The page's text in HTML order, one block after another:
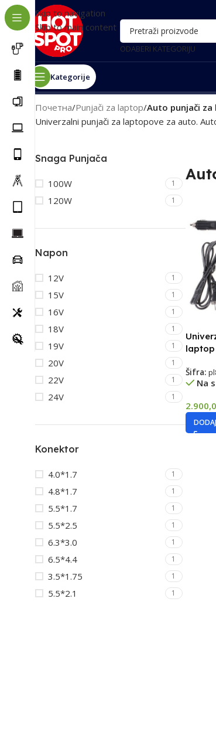
Skip to navigation
Skip to main content
ODABERI KATEGORIJU
Kategorije
Почетна/Punjači za laptop/Auto punjači za
Univerzalni punjači za laptopove za auto.
Snaga Punjača
100W 1
120W 1
Napon
12V 1
15V 1
16V 1
18V 1
19V 1
20V 1
22V 1
24V 1
Konektor
4.0*1.7 1
4.8*1.7 1
5.5*1.7 1
5.5*2.5 1
6.3*3.0 1
6.5*4.4 1
3.5*1.75 1
5.5*2.1 1
laptop
Šifra:
Na